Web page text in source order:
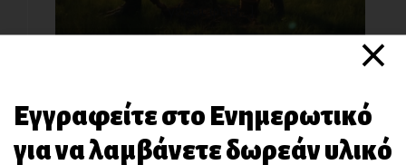
γέροι φυτ[...]
×
Εγγραφείτε στο Ενημερωτικό
για να λαμβάνετε δωρεάν υλικό